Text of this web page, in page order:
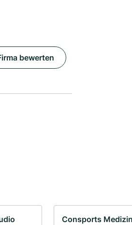
bewerten
Consports